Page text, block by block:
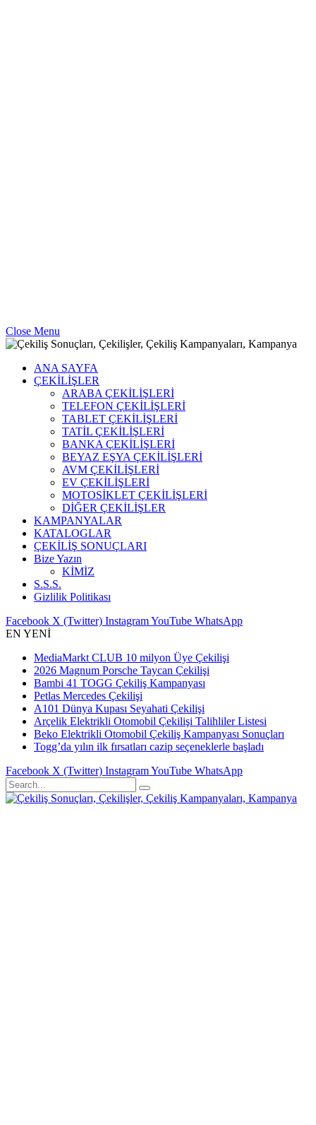
Close Menu
ANA SAYFA
ÇEKİLİŞLER
ARABA ÇEKİLİŞLERİ
TELEFON ÇEKİLİŞLERİ
TABLET ÇEKİLİŞLERİ
TATİL ÇEKİLİŞLERİ
BANKA ÇEKİLİŞLERİ
BEYAZ EŞYA ÇEKİLİŞLERİ
AVM ÇEKİLİŞLERİ
EV ÇEKİLİŞLERİ
MOTOSİKLET ÇEKİLİŞLERİ
DİĞER ÇEKİLİŞLER
KAMPANYALAR
KATALOGLAR
ÇEKİLİŞ SONUÇLARI
Bize Yazın
KİMİZ
S.S.S.
Gizlilik Politikası
Facebook X (Twitter) InstagramYouTube WhatsApp
EN YENİ
MediaMarkt CLUB 10 milyon Üye Çekilişi
2026 Magnum Porsche Taycan Çekilişi
Bambi 41 TOGG Çekiliş Kampanyası
Petlas Mercedes Çekilişi
A101 Dünya Kupası Seyahati Çekilişi
Arçelik Elektrikli Otomobil Çekilişi Talihliler Listesi
Beko Elektrikli Otomobil Çekiliş Kampanyası Sonuçları
Togg’da yılın ilk fırsatları cazip seçeneklerle başladı
Facebook X (Twitter) InstagramYouTube WhatsApp